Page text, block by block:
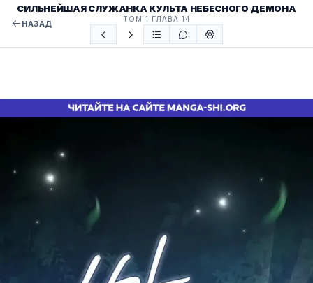
НАЗАД
СИЛЬНЕЙШАЯ СЛУЖАНКА КУЛЬТА НЕБЕСНОГО ДЕМОНА
ТОМ 1 ГЛАВА 14